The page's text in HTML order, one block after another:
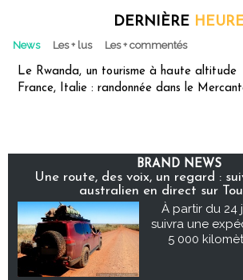
DERNIÈRE
News Les + lus Les + commentés
Le Rwanda, un tourisme à haute altitude
France, Italie : randonnée dans le
BRAND NEWS
Une route, des voix, un regard :
australien en direct sur
À partir du 24
suivra une
5 000